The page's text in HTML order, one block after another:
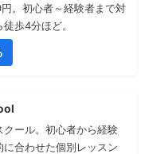
。初心者～経験者まで対
歩4分ほど。
ール。初心者から経験
合わせた個別レッスン